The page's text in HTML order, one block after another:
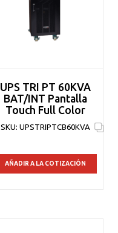
UPS TRI PT 60KVA
BAT/INT Pantalla
Touch Full Color
SKU: UPSTRIPTCB60KVA
AÑADIR A LA COTIZACIÓN